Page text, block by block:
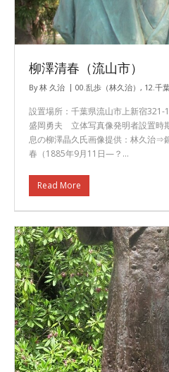
柳澤清春（流山市）
By林 久治 00.乱歩（林久治） , 12.千
設置場所：千葉県流山市上新宿
盛岡勇夫 立体写真像発明者設置時
息の柳澤晶久氏画像提供：林久治⇒
春（1885年9月11日—？…
Read More